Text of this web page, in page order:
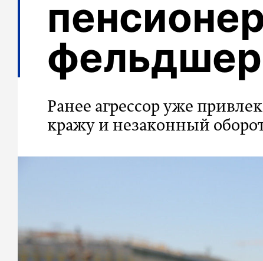
Ранее агрессор уже
кражу и незаконный